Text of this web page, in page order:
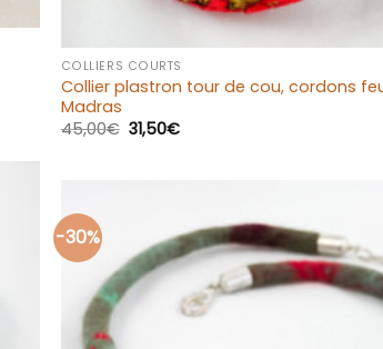
COLLIERS COURTS
Collier plastron tour de cou, cordons
Madras
45,00€ 31,50€
-30%